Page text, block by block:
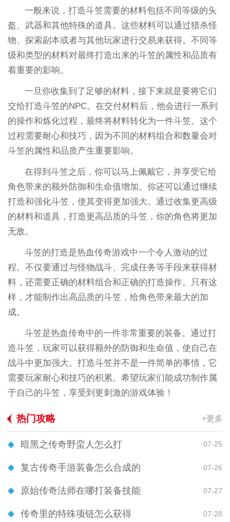
一般来说，打造斗笠需要的材料包括不同等级的头
盔、武器和其他特殊的道具。这些材料可以通过猎杀怪
物、探索副本或者与其他玩家进行交易来获得。不同等
级和类型的材料对最终打造出来的斗笠的属性和品质有
着重要的影响。
一旦你收集到了足够的材料，接下来就是要将它们
交给打造斗笠的NPC。在交付材料后，他会进行一系列
的操作和炼化过程，最终将材料转化为一件斗笠。这个
过程需要耐心和技巧，因为不同的材料组合和数量会对
斗笠的属性和品质产生重要影响。
在得到斗笠之后，你可以马上佩戴它，并享受它给
角色带来的额外防御和生命值增加。你还可以通过继续
打造和强化斗笠，使其变得更加强大。通过收集更高级
的材料和道具，打造更高品质的斗笠，你的角色将更加
无敌。
斗笠的打造是热血传奇游戏中一个令人激动的过
程。不仅要通过与怪物战斗、完成任务等手段来获得材
料，还需要正确的材料组合和正确的打造操作。只有这
样，才能制作出高品质的斗笠，给角色带来最大的加
成。
斗笠是热血传奇中的一件非常重要的装备。通过打
造斗笠，玩家可以获得额外的防御和生命值，使自己在
战斗中更加强大。打造斗笠并不是一件简单的事情，它
需要玩家耐心和技巧的积累。希望玩家们能成功制作属
于自己的斗笠，享受到更刺激的游戏体验！
热门攻略 +更多
暗黑之传奇野蛮人怎么打 07-25
复古传奇手游装备怎么合成的 07-26
原始传奇法师在哪打装备技能 07-27
传奇里的特殊项链怎么获得 07-28